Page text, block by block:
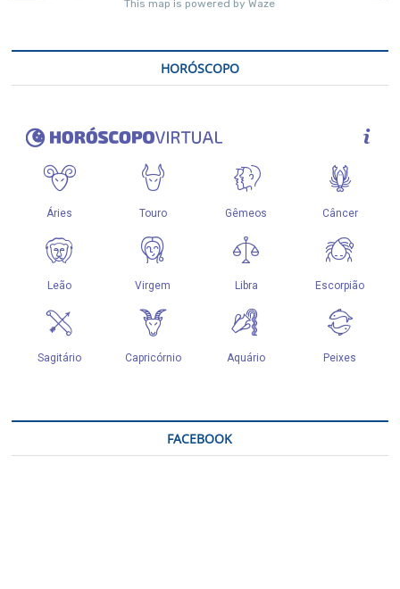
HORÓSCOPO
FACEBOOK